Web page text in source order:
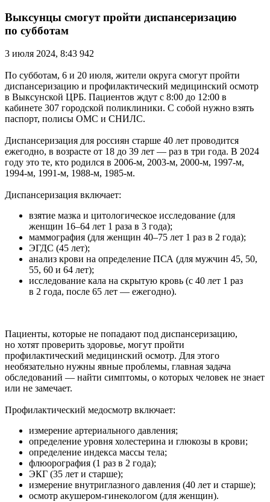
Выксунцы смогут пройти диспансеризацию
по субботам
3 июля 2024, 8:43 942
По субботам, 6 и 20 июля, жители округа смогут пройти
диспансеризацию и профилактический медицинский осмотр
в Выксунской ЦРБ. Пациентов ждут с 8:00 до 12:00 в
кабинете 307 городской поликлиники. С собой нужно взять
паспорт, полисы ОМС и СНИЛС.
Диспансеризация для россиян старше 40 лет проводится
ежегодно, в возрасте от 18 до 39 лет — раз в три года. В 2024
году это те, кто родился в 2006-м, 2003-м, 2000-м, 1997-м,
1994-м, 1991-м, 1988-м, 1985-м.
Диспансеризация включает:
взятие мазка и цитологическое исследование (для
женщин 16–64 лет 1 раза в 3 года);
маммография (для женщин 40–75 лет 1 раз в 2 года);
ЭГДС (45 лет);
анализ крови на определение ПСА (для мужчин 45, 50,
55, 60 и 64 лет);
исследование кала на скрытую кровь (с 40 лет 1 раз
в 2 года, после 65 лет — ежегодно).
Пациенты, которые не попадают под диспансеризацию,
но хотят проверить здоровье, могут пройти
профилактический медицинский осмотр. Для этого
необязательно нужны явные проблемы, главная задача
обследований — найти симптомы, о которых человек не знает
или не замечает.
Профилактический медосмотр включает:
измерение артериального давления;
определение уровня холестерина и глюкозы в крови;
определение индекса массы тела;
флюорография (1 раз в 2 года);
ЭКГ (35 лет и старше);
измерение внутриглазного давления (40 лет и старше);
осмотр акушером-гинекологом (для женщин).